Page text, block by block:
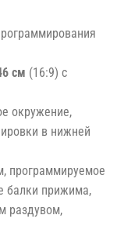
см (16:9) с
окружение,
в нижней
программируемое
балки прижима,
раздувом,